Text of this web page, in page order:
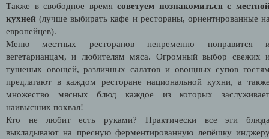
Также в свободное времясоветуем познакомиться с
кухней (лучше выбирать кафе и рестораны, ориентированные
европейцев).
Меню местных ресторанов непременно понравится
вегетарианцам, и любителям мяса. Огромный выбор свежих
тушеных овощей, различных салатов и овощных супов
предлагают в каждом ресторане национальной кухни, а
множество мясных блюд каждое из которых
наивысших похвал!
Кто не любит есть руками? Практически все эти
выкладывают на пресную ферментированную лепёшку